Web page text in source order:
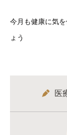
今月も健康に気
ょう
医